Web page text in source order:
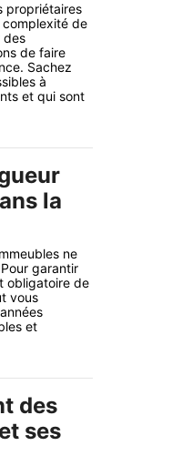
propriétaires
de
des
de faire
Sachez
à
et qui sont
la
ne
garantir
obligatoire de
vous
et
des
ses